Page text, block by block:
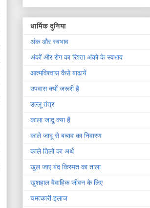
धार्मिक दुनिया
अंक और स्वभाव
अंकों और रोग का रिश्ता अंको के स्वभाव
आत्मविश्वास कैसे बाढायें
उपवास क्यों जरूरी है
उल्लू तंत्र
काला जादू क्या है
काले जादू से बचाव का निवारण
काले तिलों का अर्थ
खुल जाए बंद किस्मत का ताला
खुशहाल वैवाहिक जीवन के लिए
चमत्कारी इलाज